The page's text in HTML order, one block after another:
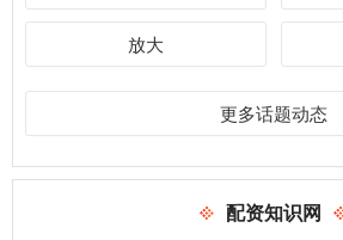
放大
更多话题动态
配资知识网